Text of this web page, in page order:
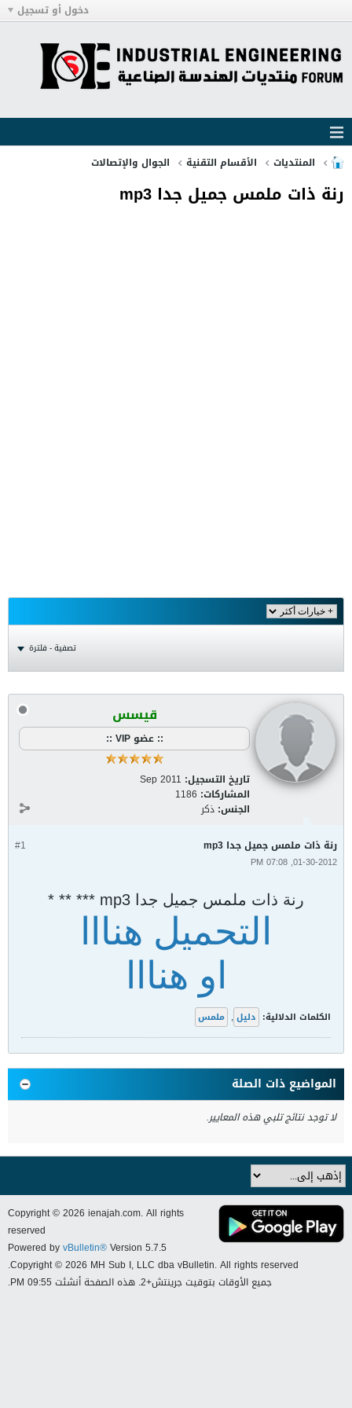
دخول أو تسجيل
المنتديات الأقسام التقنية الجوال والإتصالات
رنة ذات ملمس جميل جدا mp3
تصفية - فلترة
قيسس
:: عضو VIP ::
تاريخ التسجيل: Sep 2011
المشاركات: 1186
الجنس: ذكر
#1 رنة ذات ملمس جميل جدا mp3
01-30-2012, 07:08 PM
رنة ذات ملمس جميل جدا mp3 *** ** *
التحميل هنااا
او هنااا
الكلمات الدلالية: دليل , ملمس
المواضيع ذات الصلة
لا توجد نتائج تلبي هذه المعايير.
Copyright © 2026 ienajah.com. All rights
reserved
Powered byvBulletin®Version 5.7.5
Copyright © 2026 MH Sub I, LLC dba vBulletin. All rights reserved.
جميع الأوقات بتوقيت جرينتش+2. هذه الصفحة أنشئت 09:55 PM.